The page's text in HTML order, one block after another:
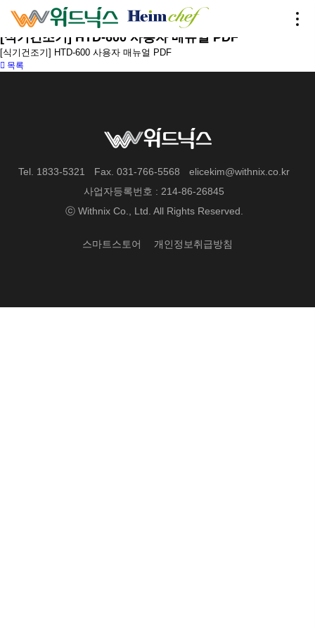
하임셰프 - 자료실
Home〉HEIM CHEF〉자료실
[식기건조기] HTD-600 사용자 매뉴얼 PDF
[식기건조기] HTD-600 사용자 매뉴얼 PDF
목록
Tel. 1833-5321 Fax. 031-766-5568
elicekim@withnix.co.kr
사업자등록번호 : 214-86-26845
ⓒ Withnix Co., Ltd. All Rights Reserved.
스마트스토어 개인정보취급방침